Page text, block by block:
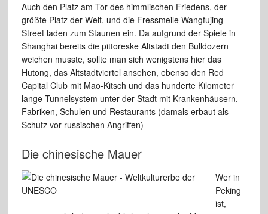
Auch den Platz am Tor des himmlischen Friedens, der
größte Platz der Welt, und die Fressmeile Wangfujing
Street laden zum Staunen ein. Da aufgrund der Spiele in
Shanghai bereits die pittoreske Altstadt den Bulldozern
weichen musste, sollte man sich wenigstens hier das
Hutong, das Altstadtviertel ansehen, ebenso den Red
Capital Club mit Mao-Kitsch und das hunderte Kilometer
lange Tunnelsystem unter der Stadt mit Krankenhäusern,
Fabriken, Schulen und Restaurants (damals erbaut als
Schutz vor russischen Angriffen)
Die chinesische Mauer
Wer in
Peking
ist,